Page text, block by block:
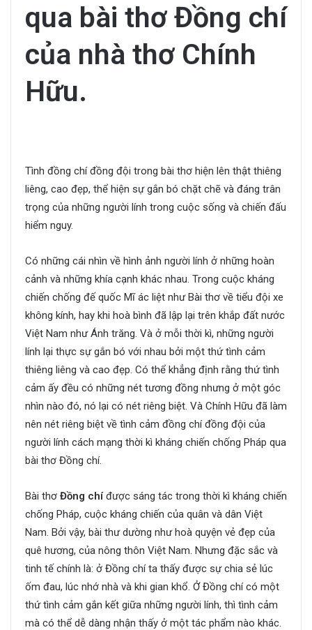
qua bài thơ Đồng chí
của nhà thơ Chính
Hữu.
Tình đồng chí đồng đội trong bài thơ hiện lên thật thiêng
liêng, cao đẹp, thể hiện sự gắn bó chặt chẽ và đáng trân
trọng của những người lính trong cuộc sống và chiến đấu
hiểm nguy.
Có những cái nhìn về hình ảnh người lính ở những hoàn
cảnh và những khía cạnh khác nhau. Trong cuộc kháng
chiến chống đế quốc Mĩ ác liệt như Bài thơ về tiểu đội xe
không kính, hay khi hoà bình đã lập lại trên khắp đất nước
Việt Nam như Ánh trăng. Và ở mỗi thời kì, những người
lính lại thực sự gắn bó với nhau bởi một thứ tình cảm
thiêng liêng và cao đẹp. Có thể khẳng định rằng thứ tình
cảm ấy đều có những nét tương đồng nhưng ở một góc
nhìn nào đó, nó lại có nét riêng biệt. Và Chính Hữu đã làm
nên nét riêng biệt về tình cảm đồng chí đồng đội của
người lính cách mạng thời kì kháng chiến chống Pháp qua
bài thơ Đồng chí.
Bài thơ Đồng chíđược sáng tác trong thời kì kháng chiến
chống Pháp, cuộc kháng chiến của quân và dân Việt
Nam. Bởi vậy, bài thư dường như hoà quyện vẻ đẹp của
quê hương, của nông thôn Việt Nam. Nhưng đặc sắc và
tinh tế chính là: ở Đồng chí ta thấy được sự chia sẻ lúc
ốm đau, lúc nhớ nhà và khi gian khổ. Ở Đồng chí có một
thứ tình cảm gắn kết giữa những người lính, thì tình cảm
mà có thể dễ dàng nhận thấy ở một tác phẩm nào khác.